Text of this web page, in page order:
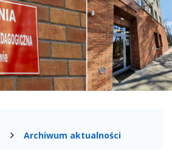
Archiwum aktualności